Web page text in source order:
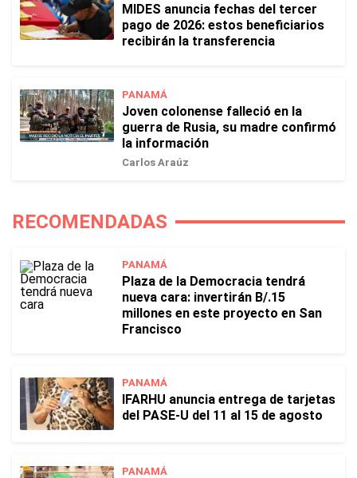
MIDES anuncia fechas del tercer
pago de 2026: estos beneficiarios
recibirán la transferencia
PANAMÁ
Joven colonense falleció en la
guerra de Rusia, su madre confirmó
la información
Carlos Araúz
RECOMENDADAS
PANAMÁ
Plaza de la Democracia tendrá
nueva cara: invertirán B/.15
millones en este proyecto en San
Francisco
PANAMÁ
IFARHU anuncia entrega de tarjetas
del PASE-U del 11 al 15 de agosto
PANAMÁ